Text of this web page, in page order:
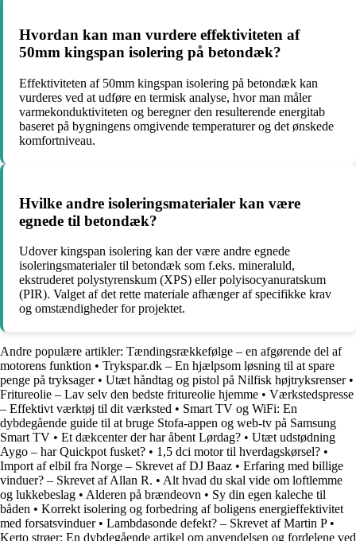
Hvordan kan man vurdere effektiviteten af
50mm kingspan isolering på betondæk?
Effektiviteten af 50mm kingspan isolering på betondæk kan
vurderes ved at udføre en termisk analyse, hvor man måler
varmekonduktiviteten og beregner den resulterende energitab
baseret på bygningens omgivende temperaturer og det ønskede
komfortniveau.
Hvilke andre isoleringsmaterialer kan være
egnede til betondæk?
Udover kingspan isolering kan der være andre egnede
isoleringsmaterialer til betondæk som f.eks. mineraluld,
ekstruderet polystyrenskum (XPS) eller polyisocyanuratskum
(PIR). Valget af det rette materiale afhænger af specifikke krav
og omstændigheder for projektet.
Andre populære artikler: Tændingsrækkefølge – en afgørende del af
motorens funktion • Trykspar.dk – En hjælpsom løsning til at spare
penge på tryksager• Utæt håndtag og pistol på Nilfisk højtryksrenser•
Fritureolie – Lav selv den bedste fritureolie hjemme • Værkstedspresse
– Effektivt værktøj til dit værksted • Smart TV og WiFi: En
dybdegående guide til at bruge Stofa-appen og web-tv på Samsung
Smart TV • Et dækcenter der har åbent Lørdag? • Utæt udstødning
Aygo – har Quickpot fusket? • 1,5 dci motor til hverdagskørsel? •
Import af elbil fra Norge – Skrevet af DJ Baaz • Erfaring med billige
vinduer? – Skrevet af Allan R. • Alt hvad du skal vide om loftlemme
og lukkebeslag • Alderen på brændeovn • Sy din egen kaleche til
båden • Korrekt isolering og forbedring af boligens energieffektivitet
med forsatsvinduer• Lambdasonde defekt? – Skrevet af Martin P•
Kerto strøer: En dybdegående artikel om anvendelsen og fordelene ved